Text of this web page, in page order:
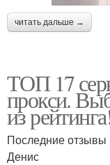
читать дальше →
ТОП 17
прокси.
из
Последние отзывы
Денис